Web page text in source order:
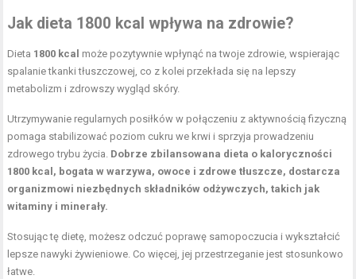
Jak dieta 1800 kcal wpływa na zdrowie?
Dieta 1800 kcal może pozytywnie wpłynąć na twoje zdrowie, wspierając
spalanie tkanki tłuszczowej, co z kolei przekłada się na lepszy
metabolizm i zdrowszy wygląd skóry.
Utrzymywanie regularnych posiłków w połączeniu z aktywnością fizyczną
pomaga stabilizować poziom cukru we krwi i sprzyja prowadzeniu
zdrowego trybu życia. Dobrze zbilansowana dieta o kaloryczności
1800 kcal, bogata w warzywa, owoce i zdrowe tłuszcze, dostarcza
organizmowi niezbędnych składników odżywczych, takich jak
witaminy i minerały.
Stosując tę dietę, możesz odczuć poprawę samopoczucia i wykształcić
lepsze nawyki żywieniowe. Co więcej, jej przestrzeganie jest stosunkowo
łatwe.